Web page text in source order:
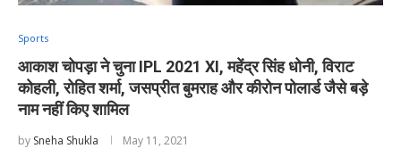
Sports
आकाश चोपड़ा ने चुना IPL 2021 XI, महेंद्र सिंह धोनी, विराट
कोहली, रोहित शर्मा, जसप्रीत बुमराह और कीरोन पोलार्ड जैसे बड़े
नाम नहीं किए शामिल
by Sneha Shukla May 11, 2021